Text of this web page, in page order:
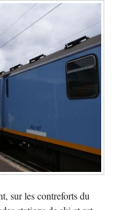
sur les contreforts du